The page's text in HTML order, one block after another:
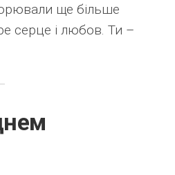
ще більше
серце і любов. Ти –